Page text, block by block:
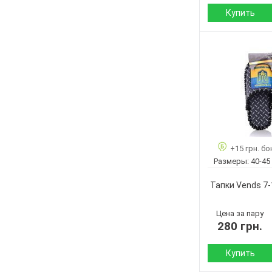
Купить
Материал верха:
производитель:
Кол-во пар:
Пол:
+15 грн.
Размеры: 40-45
Тапки Vends
Цена за пару
280 грн.
Купить